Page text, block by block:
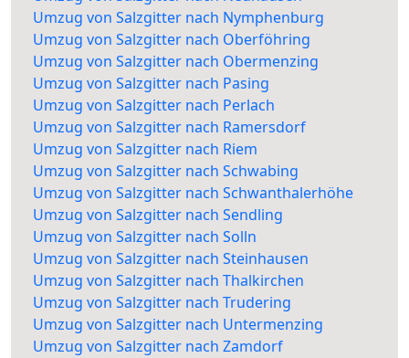
Umzug von Salzgitter nach Nymphenburg
Umzug von Salzgitter nach Oberföhring
Umzug von Salzgitter nach Obermenzing
Umzug von Salzgitter nach Pasing
Umzug von Salzgitter nach Perlach
Umzug von Salzgitter nach Ramersdorf
Umzug von Salzgitter nach Riem
Umzug von Salzgitter nach Schwabing
Umzug von Salzgitter nach Schwanthalerhöhe
Umzug von Salzgitter nach Sendling
Umzug von Salzgitter nach Solln
Umzug von Salzgitter nach Steinhausen
Umzug von Salzgitter nach Thalkirchen
Umzug von Salzgitter nach Trudering
Umzug von Salzgitter nach Untermenzing
Umzug von Salzgitter nach Zamdorf